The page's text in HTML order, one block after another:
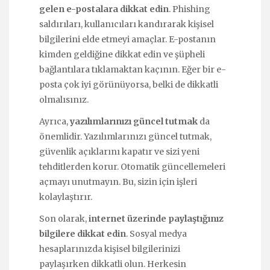
gelen e-postalara dikkat edin. Phishing
saldırıları, kullanıcıları kandırarak kişisel
bilgilerini elde etmeyi amaçlar. E-postanın
kimden geldiğine dikkat edin ve şüpheli
bağlantılara tıklamaktan kaçının. Eğer bir e-
posta çok iyi görünüyorsa, belki de dikkatli
olmalısınız.
Ayrıca,yazılımlarınızı güncel tutmak da
önemlidir. Yazılımlarınızı güncel tutmak,
güvenlik açıklarını kapatır ve sizi yeni
tehditlerden korur. Otomatik güncellemeleri
açmayı unutmayın. Bu, sizin için işleri
kolaylaştırır.
Son olarak,internet üzerinde paylaştığınız
bilgilere dikkat edin. Sosyal medya
hesaplarınızda kişisel bilgilerinizi
paylaşırken dikkatli olun. Herkesin